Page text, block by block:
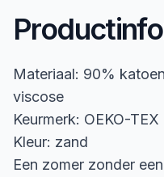
Materiaal: 90%
viscose
Keurmerk: OEKO-TEX
Kleur: zand
Een zomer zonder